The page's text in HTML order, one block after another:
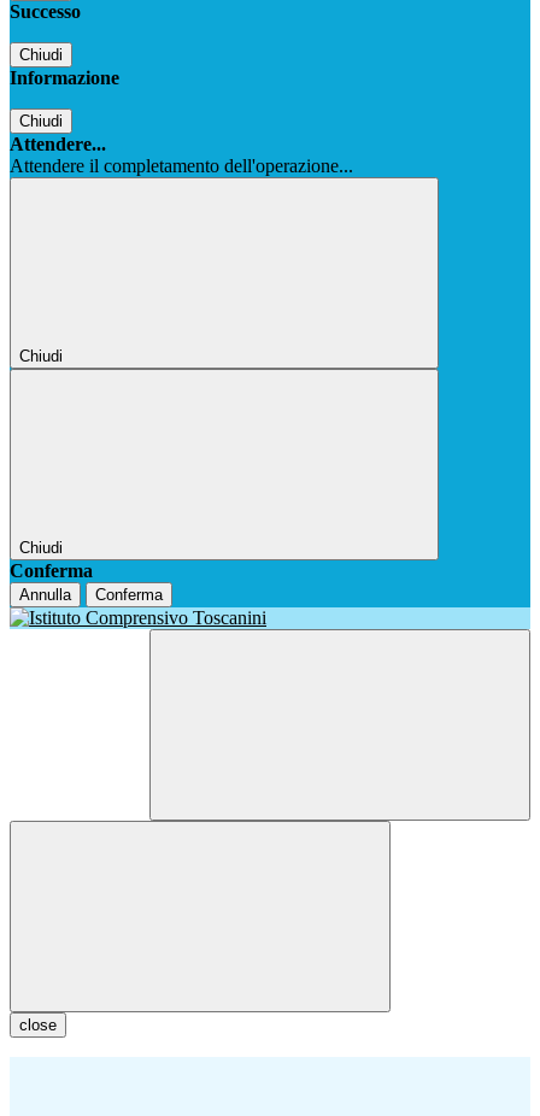
Successo
Chiudi
Informazione
Chiudi
Attendere...
Attendere il completamento dell'operazione...
Chiudi
Chiudi
Conferma
Annulla Conferma
close